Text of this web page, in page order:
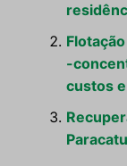
-
custos